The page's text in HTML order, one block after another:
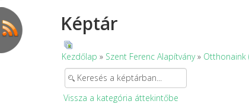
Képtár
Kezdőlap » Szent Ferenc Alapítvány» Otthonaink
Vissza a kategória áttekintőbe